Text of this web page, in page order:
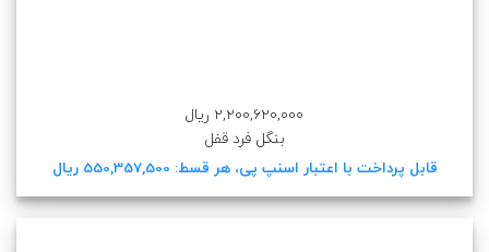
2,200,620,000 ریال
بنگل فرد قفل
قابل پرداخت با اعتبار اسنپ پی، هر قسط: 550,357,500 ریال